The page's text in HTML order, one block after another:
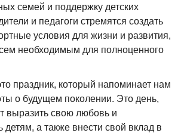
семей и поддержку детских
и педагоги стремятся создать
условия для жизни и развития,
необходимым для полноценного
праздник, который напоминает нам
о будущем поколении. Это день,
выразить свою любовь и
детям, а также внести свой вклад в